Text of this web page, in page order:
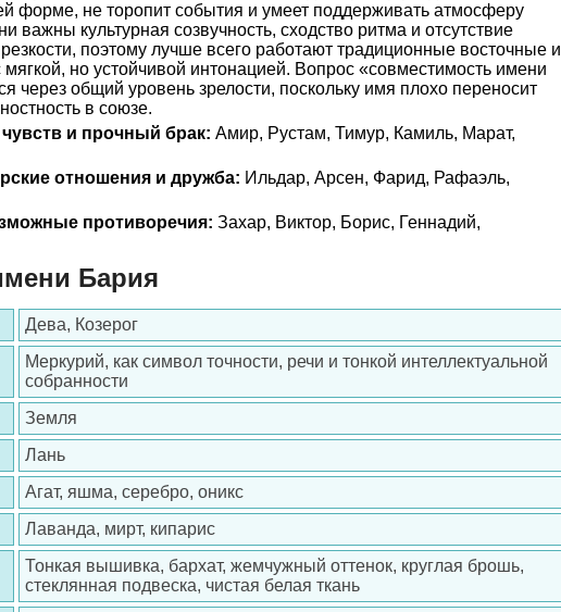
форме, не торопит события и умеет поддерживать атмосферу
важны культурная созвучность, сходство ритма и отсутствие
поэтому лучше всего работают традиционные восточные и
мягкой, но устойчивой интонацией. Вопрос «совместимость имени
через общий уровень зрелости, поскольку имя плохо переносит
в союзе.
и прочный брак: Амир, Рустам, Тимур, Камиль, Марат,
отношения и дружба: Ильдар, Арсен, Фарид, Рафаэль,
противоречия: Захар, Виктор, Борис, Геннадий,
Бария
Дева, Козерог
Меркурий, как символ точности, речи и тонкой интеллектуальной
собранности
Земля
Лань
Агат, яшма, серебро, оникс
Лаванда, мирт, кипарис
Тонкая вышивка, бархат, жемчужный оттенок, круглая брошь,
стеклянная подвеска, чистая белая ткань